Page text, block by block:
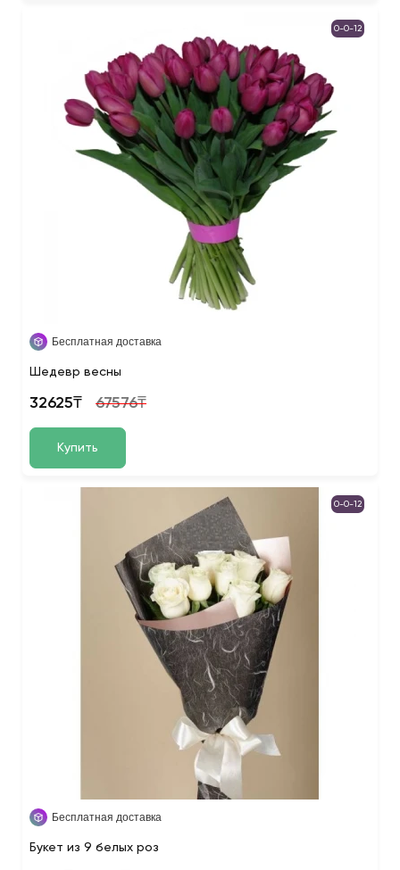
0-0-12
Бесплатная доставка
Шедевр весны
32625₸ 67576₸
Купить
0-0-12
Бесплатная доставка
Букет из 9 белых роз